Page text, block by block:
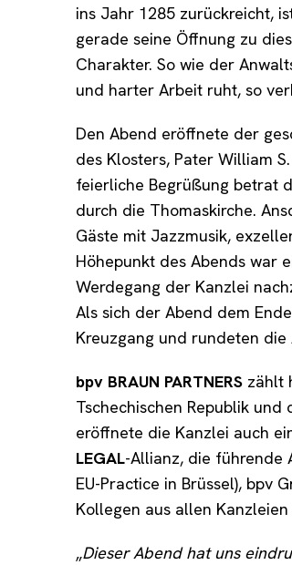
ins Jahr 1285 zurückreicht,
gerade seine Öffnung zu
Charakter. So wie der
und harter Arbeit ruht, so
Den Abend eröffnete der
des Klosters, Pater William
feierliche Begrüßung betrat
durch die Thomaskirche.
Gäste mit Jazzmusik,
Höhepunkt des Abends war
Werdegang der Kanzlei
Als sich der Abend dem
Kreuzgang und rundeten
bpv BRAUN PARTNERS zählt
Tschechischen Republik
eröffnete die Kanzlei auch
LEGAL-Allianz, die führende
EU-Practice in Brüssel), bpv
Kollegen aus allen
„Dieser Abend hat uns